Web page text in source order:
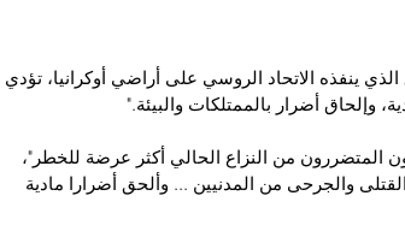
ينفذه الاتحاد الروسي على أراضي أوكرانيا، تؤدي
وإلحاق أضرار بالممتلكات والبيئة."
المتضررون من النزاع الحالي أكثر عرضة للخطر"،
والجرحى من المدنيين ... وألحق أضرارا مادية